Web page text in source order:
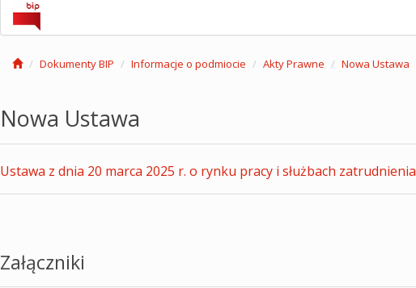
Dokumenty BIP Informacje o podmiocie Akty Prawne Nowa Ustawa
Nowa Ustawa
Ustawa z dnia 20 marca 2025 r. o rynku pracy i służbach zatrudnienia
Załączniki